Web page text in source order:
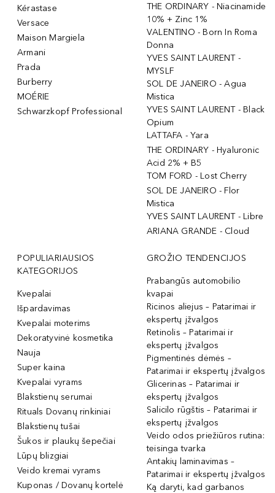
Kérastase
Versace
Maison Margiela
Armani
Prada
Burberry
MOÉRIE
Schwarzkopf Professional
THE ORDINARY - Niacinamide
10% + Zinc 1%
VALENTINO - Born In Roma
Donna
YVES SAINT LAURENT -
MYSLF
SOL DE JANEIRO - Agua
Mistica
YVES SAINT LAURENT - Black
Opium
LATTAFA - Yara
THE ORDINARY - Hyaluronic
Acid 2% + B5
TOM FORD - Lost Cherry
SOL DE JANEIRO - Flor
Mistica
YVES SAINT LAURENT - Libre
ARIANA GRANDE - Cloud
POPULIARIAUSIOS
KATEGORIJOS
Kvepalai
Išpardavimas
Kvepalai moterims
Dekoratyvinė kosmetika
Nauja
Super kaina
Kvepalai vyrams
Blakstienų serumai
Rituals Dovanų rinkiniai
Blakstienų tušai
Šukos ir plaukų šepečiai
Lūpų blizgiai
Veido kremai vyrams
Kuponas / Dovanų kortelė
GROŽIO TENDENCIJOS
Prabangūs automobilio
kvapai
Ricinos aliejus – Patarimai ir
ekspertų įžvalgos
Retinolis – Patarimai ir
ekspertų įžvalgos
Pigmentinės dėmės –
Patarimai ir ekspertų įžvalgos
Glicerinas – Patarimai ir
ekspertų įžvalgos
Salicilo rūgštis – Patarimai ir
ekspertų įžvalgos
Veido odos priežiūros rutina:
teisinga tvarka
Antakių laminavimas –
Patarimai ir ekspertų įžvalgos
Ką daryti, kad garbanos